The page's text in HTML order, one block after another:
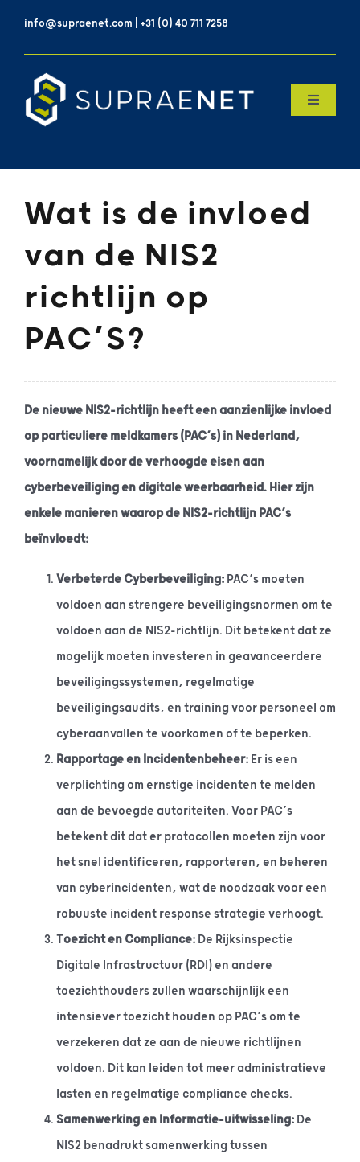
info@supraenet.com | +31 (0) 40 711 7258
Toggle
Products
Contact
Wat is de invloed
van de NIS2
richtlijn op
PAC’S?
De nieuwe NIS2-richtlijn heeft een aanzienlijke invloed
op particuliere meldkamers (PAC’s) in Nederland,
voornamelijk door de verhoogde eisen aan
cyberbeveiliging en digitale weerbaarheid. Hier zijn
enkele manieren waarop de NIS2-richtlijn PAC’s
beïnvloedt:
Verbeterde Cyberbeveiliging: PAC’s moeten
voldoen aan strengere beveiligingsnormen om te
voldoen aan de NIS2-richtlijn. Dit betekent dat ze
mogelijk moeten investeren in geavanceerdere
beveiligingssystemen, regelmatige
beveiligingsaudits, en training voor personeel om
cyberaanvallen te voorkomen of te beperken.
Rapportage en Incidentenbeheer: Er is een
verplichting om ernstige incidenten te melden
aan de bevoegde autoriteiten. Voor PAC’s
betekent dit dat er protocollen moeten zijn voor
het snel identificeren, rapporteren, en beheren
van cyberincidenten, wat de noodzaak voor een
robuuste incident response strategie verhoogt.
Toezicht en Compliance:De Rijksinspectie
Digitale Infrastructuur (RDI) en andere
toezichthouders zullen waarschijnlijk een
intensiever toezicht houden op PAC’s om te
verzekeren dat ze aan de nieuwe richtlijnen
voldoen. Dit kan leiden tot meer administratieve
lasten en regelmatige compliance checks.
Samenwerking en Informatie-uitwisseling: De
NIS2 benadrukt samenwerking tussen